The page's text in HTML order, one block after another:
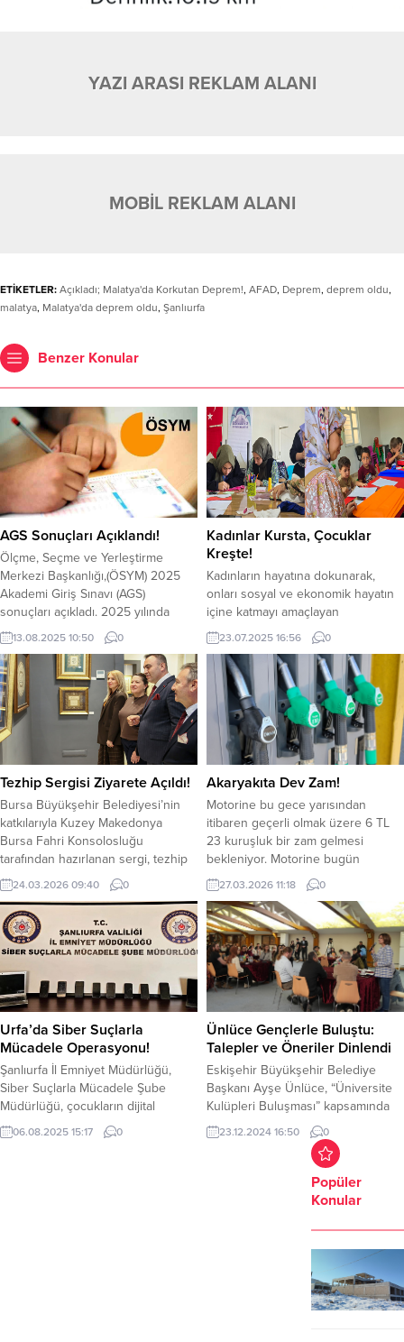
YAZI ARASI REKLAM ALANI
MOBİL REKLAM ALANI
ETİKETLER: Açıkladı; Malatya'da Korkutan Deprem!, AFAD, Deprem, deprem oldu,
malatya, Malatya'da deprem oldu, Şanlıurfa
Benzer Konular
AGS Sonuçları Açıklandı!
Ölçme, Seçme ve Yerleştirme
Merkezi Başkanlığı,(ÖSYM) 2025
Akademi Giriş Sınavı (AGS)
sonuçları açıkladı. 2025 yılında
Öğretmen adaylarının ilk kez
denediği AGS ve ÖABT sonuçları
sorgulama işlemleri ÖSYM’nin
internet adresinden T.C. kimlik
numarası ve AİS şifresiyle birlikte
öğrenebilecek.
13.08.2025 10:50 0
Kadınlar Kursta, Çocuklar
Kreşte!
Kadınların hayatına dokunarak,
onları sosyal ve ekonomik hayatın
içine katmayı amaçlayan
EyyübiyeBelediyesi, ilçenin farklı
mahallelerinde açtığı kadın destek
merkezleriyle dikkat çekiyor.
Eyyübiye Belediye Başkanı
Mehmet Kuş’un, kadınlar, eğitim
çağındaki çocuklar, engelliler ve
yaşlılar gibidezavantajlı kesimleri
desteklemek ve hayatlarını
kolaylaştırmak için uyguladığı
projelerden biri olan ŞelaleKadın
Destek Merkezi, kadınlar ve
çocuklarla...
23.07.2025 16:56 0
Tezhip Sergisi Ziyarete Açıldı!
Bursa Büyükşehir Belediyesi’nin
katkılarıyla Kuzey Makedonya
Bursa Fahri Konsolosluğu
tarafından hazırlanan sergi, tezhip
ve hat sanatının en zarif örneklerini
Bursalılarla buluşturdu. Bursa
Büyükşehir Belediyesi Kültür, Sanat
ve Sosyal İşler Dairesi Başkanlığı
Kültür Şube Müdürlüğü iş birliğiyle
hazırlanan ‘Zer-i Nab Tezhip
Sergisi’, Tayyare Kültür Merkezi’nde
ziyarete açıldı. ‘Saf altın’ anlamına
gelen...
24.03.2026 09:40 0
Akaryakıta Dev Zam!
Motorine bu gece yarısından
itibaren geçerli olmak üzere 6 TL
23 kuruşluk bir zam gelmesi
bekleniyor. Motorine bugün
uygulanan indirim kısa sürdü.
Motorine yarından itibaren geçerli
olmak üzere 6 TL 23 kuruşluk yeni
bir zam gelmesi bekleniyor. YAZI
ARASI REKLAM ALANI
27.03.2026 11:18 0
Urfa’da Siber Suçlarla
Mücadele Operasyonu!
Şanlıurfa İl Emniyet Müdürlüğü,
Siber Suçlarla Mücadele Şube
Müdürlüğü, çocukların dijital
ortamda korunmasına yönelik
operasyon düzenledi. Düzenlenen
06.08.2025 15:17 0
Ünlüce Gençlerle Buluştu:
Talepler ve Öneriler Dinlendi
Eskişehir Büyükşehir Belediye
Başkanı Ayşe Ünlüce, “Üniversite
Kulüpleri Buluşması” kapsamında
Eskişehir’deki üniversitelerin
öğrenci kulüpleri temsilcileriyle bir
araya geldi. Haller Gençlik Merkezi
Frigya Salonu’nda gerçekleşen
toplantıda Başkan Ünlüce,
önerilerini dinleyerek Büyükşehir
Belediyesi’nin gençler için
gerçekleştirdiği projeler hakkında
bilgi verdi. Anadolu Üniversitesi,
Eskişehir Teknik Üniversitesi ve
23.12.2024 16:50 0
Popüler
Konular